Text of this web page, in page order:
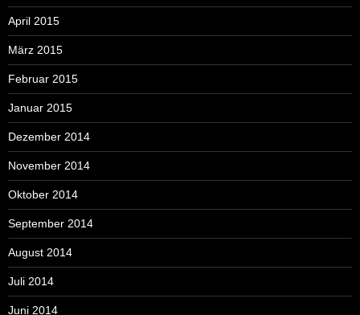
April 2015
März 2015
Februar 2015
Januar 2015
Dezember 2014
November 2014
Oktober 2014
September 2014
August 2014
Juli 2014
Juni 2014